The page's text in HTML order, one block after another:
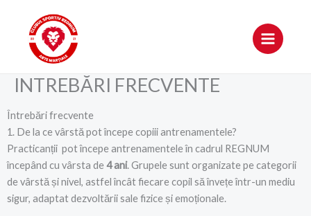
content
INTREBĂRI FRECVENTE
Întrebări frecvente
1. De la ce vârstă pot începe copiii antrenamentele?
Practicanții pot începe antrenamentele în cadrul REGNUM
începând cu vârsta de4 ani. Grupele sunt organizate pe categorii
de vârstă și nivel, astfel încât fiecare copil să învețe într-un mediu
sigur, adaptat dezvoltării sale fizice și emoționale.